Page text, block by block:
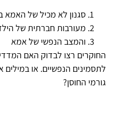
סגנון לא מכיל של
מעורבות חברתית של
והמצב הנפשי של אמא
החוקרים רצו לבדוק האם
לתסמינים הנפשיים. או במילים
גורמי החוסן?